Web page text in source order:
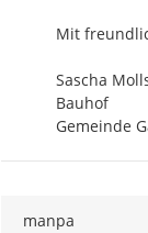
Mit
Sascha
Bauhof
Gemeinde
manpa